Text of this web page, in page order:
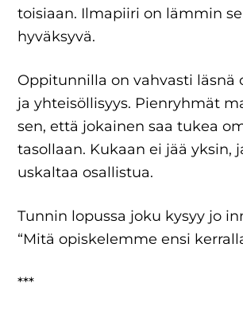
toisiaan. Ilmapiiri on lämmin
hyväksyvä.
Oppitunnilla on vahvasti läsnä
ja yhteisöllisyys. Pienryhmät
sen, että jokainen saa tukea
tasollaan. Kukaan ei jää yksin,
uskaltaa osallistua.
Tunnin lopussa joku kysyy jo
“Mitä opiskelemme ensi
***